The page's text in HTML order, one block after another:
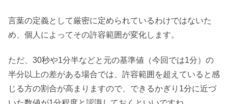
言葉の定義として厳密に定められているわけではないた
め、個人によってその許容範囲が変化します。
ただ、30秒や1分半などと元の基準値（今回では1分）の
半分以上の差がある場合では、許容範囲を超えていると感
じる方の割合が高まりますので、できるかぎり1分に近づ